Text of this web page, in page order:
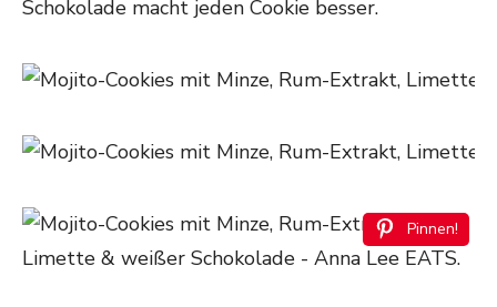
Schokolade macht jeden Cookie besser.
Pinnen!